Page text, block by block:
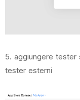
5. aggiungere tester
tester esterni